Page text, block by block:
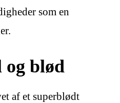
som en
blød
af et superblødt